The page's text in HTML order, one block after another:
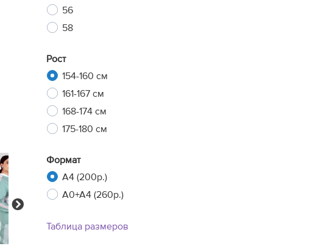
Next
56
58
Рост
154-160 см
161-167 см
168-174 см
175-180 см
Формат
A4 (200р.)
A0+A4 (260р.)
Таблица размеров